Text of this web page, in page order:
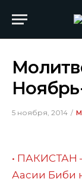
5 ноября, 2014
• ПАКИСТАН
Аасии Биби